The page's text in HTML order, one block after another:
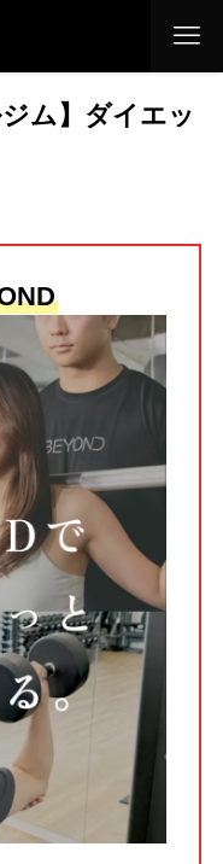
ム】ダイエッ